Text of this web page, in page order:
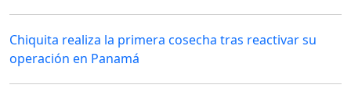
Chiquita realiza la primera cosecha tras reactivar su
operación en Panamá